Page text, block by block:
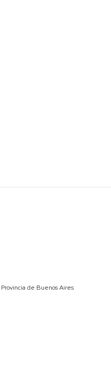
de Buenos Aires